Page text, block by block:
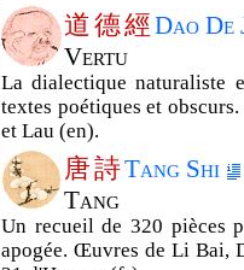
道德經Dao De
Vertu
La dialectique naturaliste
textes poétiques et
et Lau (en).
唐詩Tang Shi
Tang
Un recueil de 320 pièces
apogée. Œuvres de Li Bai,